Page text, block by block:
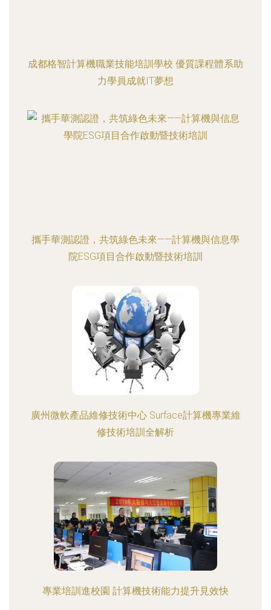
成都格智計算機職業技能培訓學校 優質課程體系助
力學員成就IT夢想
攜手華測認證，共筑綠色未來——計算機與信息學
院ESG項目合作啟動暨技術培訓
廣州微軟產品維修技術中心 Surface計算機專業維
修技術培訓全解析
專業培訓進校園 計算機技術能力提升見效快